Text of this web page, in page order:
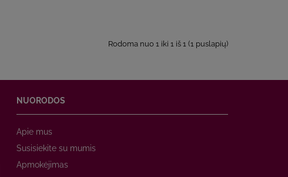
Rodoma nuo 1 iki 1 iš 1 (1 puslapių)
NUORODOS
Apie mus
Susisiekite su mumis
Apmokėjimas